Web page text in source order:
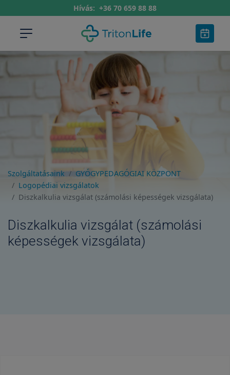
Hívás: +36 70 659 88 88
Szolgáltatásaink
GYÓGYPEDAGÓGIAI KÖZPONT
Logopédiai vizsgálatok
Diszkalkulia vizsgálat (számolási képességek vizsgálata)
Diszkalkulia vizsgálat (számolási
képességek vizsgálata)